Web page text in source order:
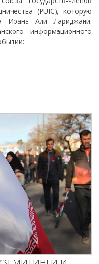
(PUIC), которую
Ирана Али Лариджани.
информационного